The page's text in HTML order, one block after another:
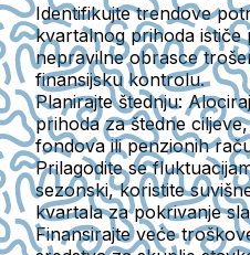
Identifikujte trendove
kvartalnog prihoda ističe
nepravilne obrasce
finansijsku kontrolu.
Planirajte štednju:
prihoda za štedne
fondova ili penzionih
Prilagodite se
sezonski, koristite
kvartala za pokrivanje
Finansirajte veće